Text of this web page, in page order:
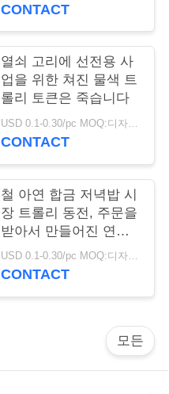
CONTACT
열쇠 고리에 선전용 사
업을 위한 쳐진 물색 트
롤리 토큰은 죽습니다
USD 0.1-0.30/pc MOQ:디자인 당 100 PC
CONTACT
철 아연 합금 저녁밥 시
장 트롤리 동전, 주문을
받아서 만들어진 연약
한 사기질 동전
USD 0.1-0.30/pc MOQ:디자인 당 100 PC
CONTACT
모든